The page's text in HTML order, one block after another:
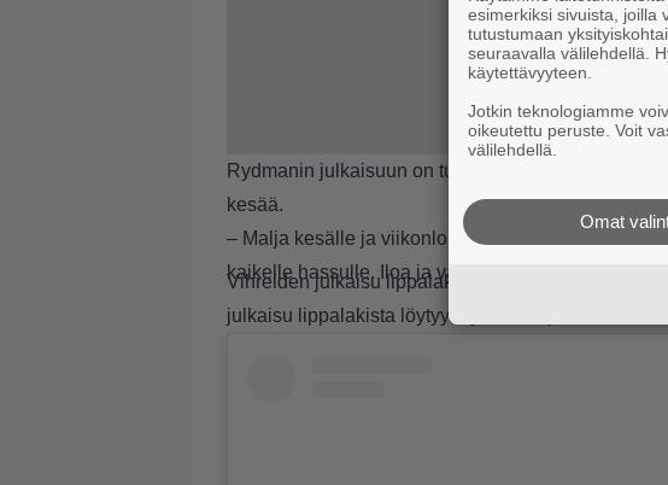
Rydmanin julkaisuun on tullut paljon kommentteja.
kesää.
– Malja kesälle ja viikonlopulle! Nautitaan
kaikelle hassulle. Iloa ja valoa! kirjoittaa Rydman
Vihreiden julkaisu lippalakkien myynnistä löytyy
julkaisu lippalakista löytyy myös alempaa sekä
esimerkiksi sivuista, joilla
tutustumaan
seuraavalla välilehdellä.
käytettävyyteen.
Jotkin teknologiamme
oikeutettu peruste. Voit
välilehdellä.
Omat